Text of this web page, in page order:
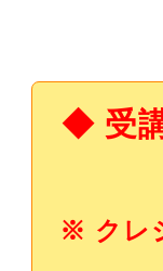
◆ 受
※ クレ